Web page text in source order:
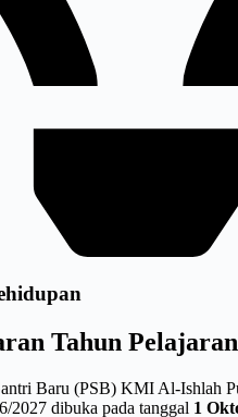
Tahun
Baru (PSB) KMI Al-Ishlah
2027 dibuka pada tanggal 1